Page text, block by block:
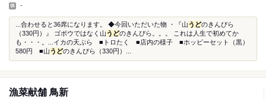
-
...合わせると36席になります。 ◆今回いただいた物 ・『山うどのきんぴら
（330円）』 ゴボウではなく山うどのきんぴら。。。 これは人生で初めてか
も・・・。...イカの天ぷら ■トロたく ■店内の様子 ■ホッピーセット（黒）
580円 ■山うどのきんぴら（330円）...
漁菜献舗 鳥新